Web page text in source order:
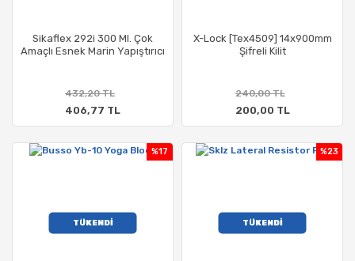
Sikaflex 292i 300 Ml. Çok
Amaçlı Esnek Marin Yapıştırıcı
432,20 TL
406,77 TL
X-Lock [Tex4509] 14x900mm
Şifreli Kilit
240,00 TL
200,00 TL
TÜKENDİ
%17
TÜKENDİ
%23